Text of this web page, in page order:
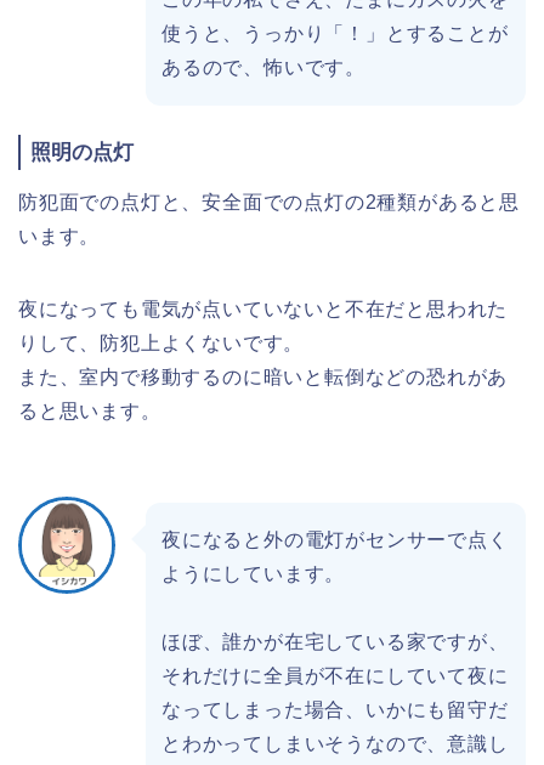
使うと、うっかり「！」とすることが
あるので、怖いです。
照明の点灯
防犯面での点灯と、安全面での点灯の2種類があると思
います。
夜になっても電気が点いていないと不在だと思われた
りして、防犯上よくないです。
また、室内で移動するのに暗いと転倒などの恐れがあ
ると思います。
夜になると外の電灯がセンサーで点く
ようにしています。
ほぼ、誰かが在宅している家ですが、
それだけに全員が不在にしていて夜に
なってしまった場合、いかにも留守だ
とわかってしまいそうなので、意識し